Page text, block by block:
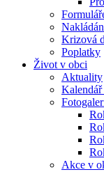
Krizová
Poplatky
Život v obci
Aktuality
Akce v